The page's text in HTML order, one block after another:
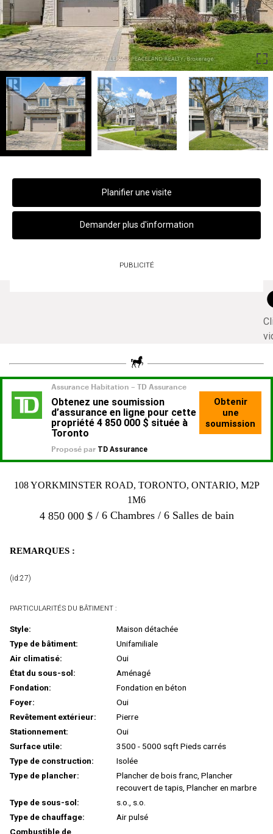
Planifier une visite
Demander plus d'information
PUBLICITÉ
108 YORKMINSTER ROAD, TORONTO, ONTARIO, M2P
1M6
4 850 000 $ 6 Chambres 6 Salles de bain
REMARQUES :
(id:27)
PARTICULARITÉS DU BÂTIMENT :
Style:
Maison détachée
Type de bâtiment:
Unifamiliale
Air climatisé:
Oui
État du sous-sol:
Aménagé
Fondation:
Fondation en béton
Foyer:
Oui
Revêtement extérieur:
Pierre
Stationnement:
Oui
Surface utile:
3500 - 5000 sqft Pieds carrés
Type de construction:
Isolée
Type de plancher:
Plancher de bois franc, Plancher
recouvert de tapis, Plancher en marbre
Type de sous-sol:
s.o., s.o.
Type de chauffage:
Air pulsé
Combustible de